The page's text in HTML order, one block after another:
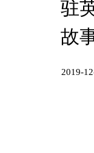
驻
故
2019-